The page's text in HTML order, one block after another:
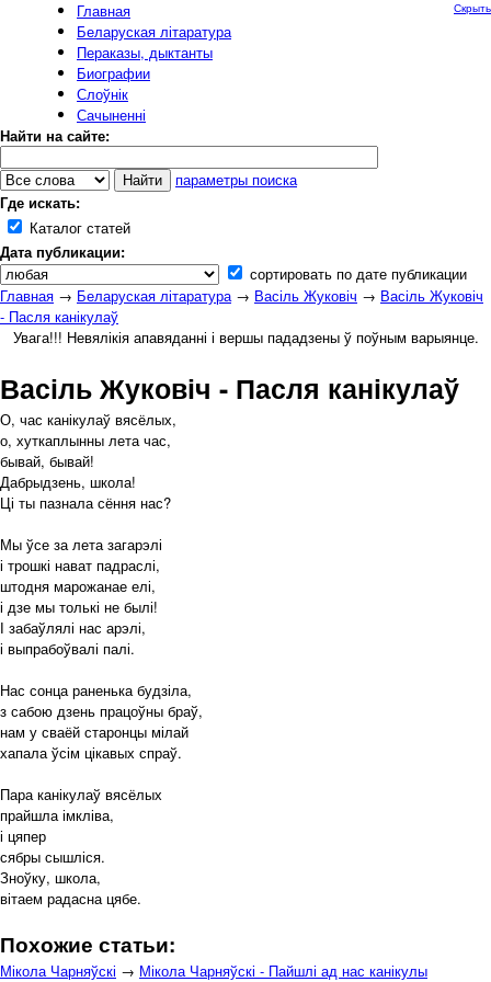
Главная
Беларуская літаратура
Пераказы, дыктанты
Биографии
Слоўнік
Сачыненні
Найти на сайте:
параметры поиска
Где искать:
Каталог статей
Дата публикации:
сортировать по дате публикации
Скрыть
Главная → Беларуская літаратура→ Васіль Жуковіч → Васіль Жуковіч
- Пасля канікулаў
Увага!!! Невялікія апавяданні і вершы пададзены ў поўным варыянце.
Васіль Жуковіч - Пасля канікулаў
О, час канікулаў вясёлых,
о, хуткаплынны лета час,
бывай, бывай!
Дабрыдзень, школа!
Ці ты пазнала сёння нас?
Мы ўсе за лета загарэлі
і трошкі нават падраслі,
штодня марожанае елі,
і дзе мы толькі не былі!
І забаўлялі нас арэлі,
і выпрабоўвалі палі.
Нас сонца раненька будзіла,
з сабою дзень працоўны браў,
нам у сваёй старонцы мілай
хапала ўсім цікавых спраў.
Пара канікулаў вясёлых
прайшла імкліва,
і цяпер
сябры сышліся.
Зноўку, школа,
вітаем радасна цябе.
Похожие статьи:
Мікола Чарняўскі → Мікола Чарняўскі - Пайшлі ад нас канікулы